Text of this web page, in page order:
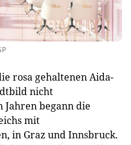
rosa gehaltenen Aida-
nicht
Jahren begann die
mit
in Graz und Innsbruck.